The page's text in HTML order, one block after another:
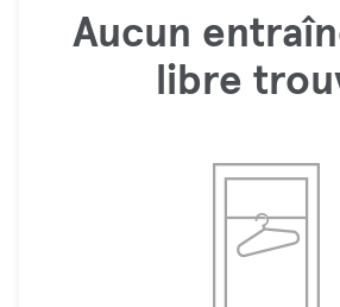
Aucun
libre